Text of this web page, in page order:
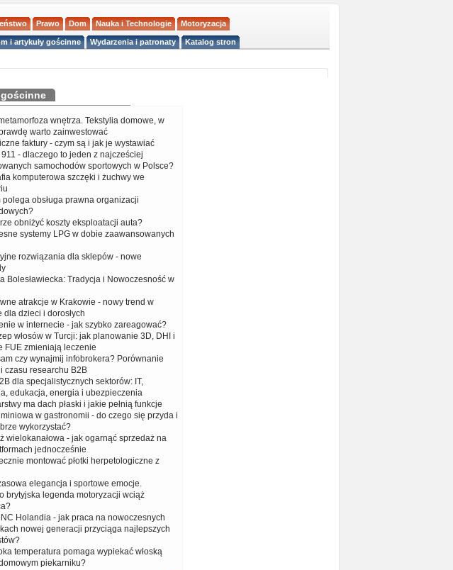
Prawo Dom Nauka i Technologie Motoryzacja
i artykuły gościnne Wydarzenia i patronaty Katalog stron
gościnne
wnętrza. Tekstylia domowe, w
warto zainwestować
faktury - czym są i jak je wystawiać
911 - dlaczego to jeden z najcześciej
samochodów sportowych w Polsce?
komputerowa szczęki i żuchwy we
polega obsługa prawna organizacji
obniżyć koszty eksploatacji auta?
systemy LPG w dobie zaawansowanych
rozwiązania dla sklepów - nowe
Bolesławiecka: Tradycja i Nowoczesność w
atrakcje w Krakowie - nowy trend w
dla dzieci i dorosłych
w internecie - jak szybko zareagować?
włosów w Turcji: jak planowanie 3D, DHI i
FUE zmieniają leczenie
czy wynajmij infobrokera? Porównanie
czasu researchu B2B
dla specjalistycznych sektorów: IT,
edukacja, energia i ubezpieczenia
ma dach płaski i jakie pełnią funkcje
w gastronomii - do czego się przyda i
wykorzystać?
wielokanałowa - jak ogarnąć sprzedaż na
jednocześnie
montować płotki herpetologiczne z
elegancja i sportowe emocje.
brytyjska legenda motoryzacji wciąż
Holandia - jak praca na nowoczesnych
nowej generacji przyciąga najlepszych
temperatura pomaga wypiekać włoską
piekarniku?